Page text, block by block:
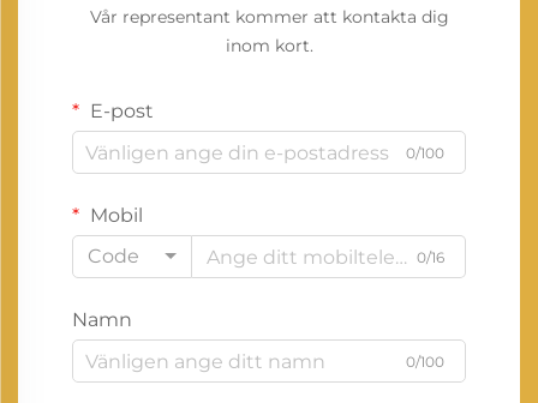
Vår representant kommer att kontakta dig
inom kort.
E-post
0/100
Mobil
Code
0/16
Namn
0/100